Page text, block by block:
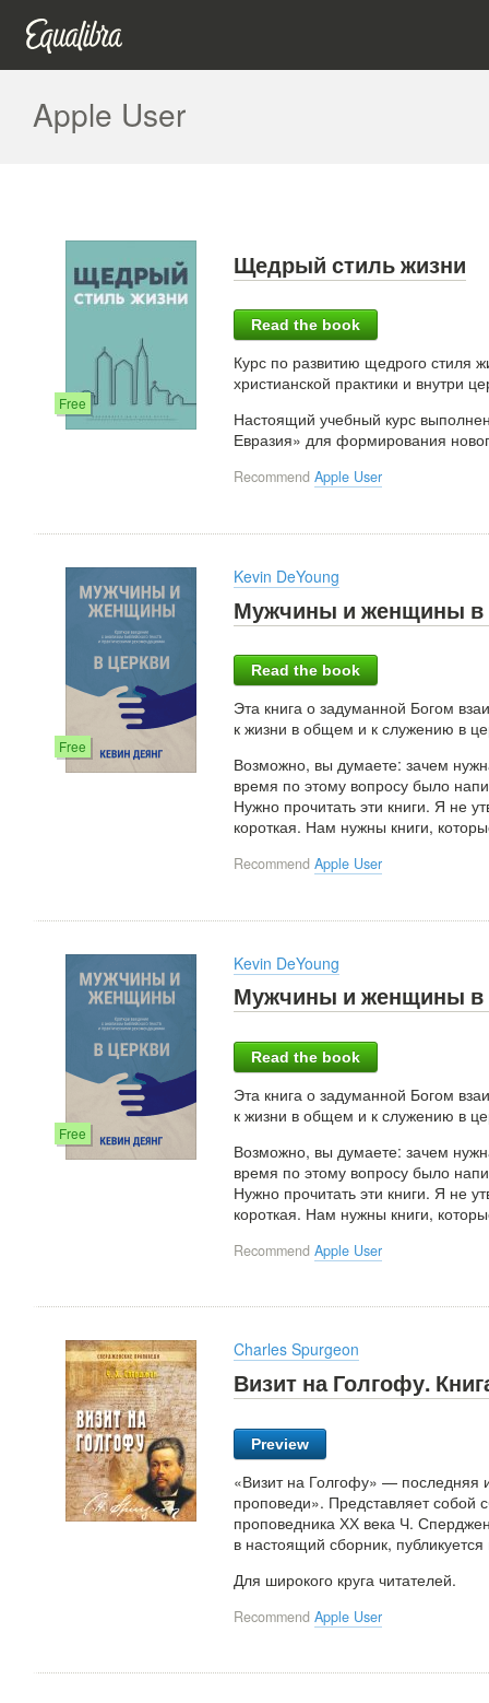
Apple User
Free
Щедрый стиль жизни
Read the book
Курс по развитию щедрого стиля
христианской практики и внутри
Настоящий учебный курс
Евразия» для формирования
Recommend Apple User
Free
Kevin DeYoung
Мужчины и женщины в
Read the book
Эта книга о задуманной Богом
к жизни в общем и к служению в
Возможно, вы думаете: зачем
время по этому вопросу было
Нужно прочитать эти книги. Я не
короткая. Нам нужны книги,
Recommend Apple User
Free
Kevin DeYoung
Мужчины и женщины в
Read the book
Эта книга о задуманной Богом
к жизни в общем и к служению в
Возможно, вы думаете: зачем
время по этому вопросу было
Нужно прочитать эти книги. Я не
короткая. Нам нужны книги,
Recommend Apple User
Charles Spurgeon
Визит на Голгофу.
Preview
«Визит на Голгофу» — последняя
проповеди». Представляет собой
проповедника ХХ века Ч.
в настоящий сборник,
Для широкого круга читателей.
Recommend Apple User